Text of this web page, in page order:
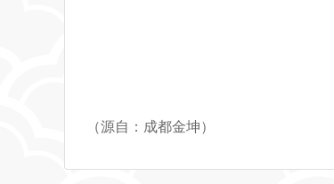
（源自：成都金坤）